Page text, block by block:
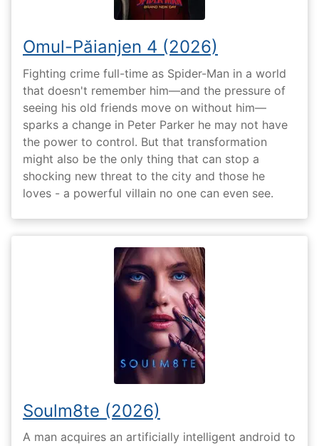
Omul-Păianjen 4 (2026)
Fighting crime full-time as Spider-Man in a world
that doesn't remember him—and the pressure of
seeing his old friends move on without him—
sparks a change in Peter Parker he may not have
the power to control. But that transformation
might also be the only thing that can stop a
shocking new threat to the city and those he
loves - a powerful villain no one can even see.
Soulm8te (2026)
A man acquires an artificially intelligent android to